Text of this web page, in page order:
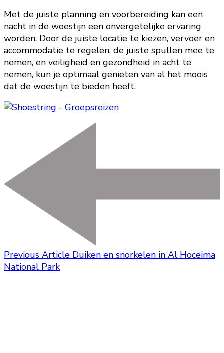
Met de juiste planning en voorbereiding kan een
nacht in de woestijn een onvergetelijke ervaring
worden. Door de juiste locatie te kiezen, vervoer en
accommodatie te regelen, de juiste spullen mee te
nemen, en veiligheid en gezondheid in acht te
nemen, kun je optimaal genieten van al het moois
dat de woestijn te bieden heeft.
Previous Article Duiken en snorkelen in Al Hoceima
National Park